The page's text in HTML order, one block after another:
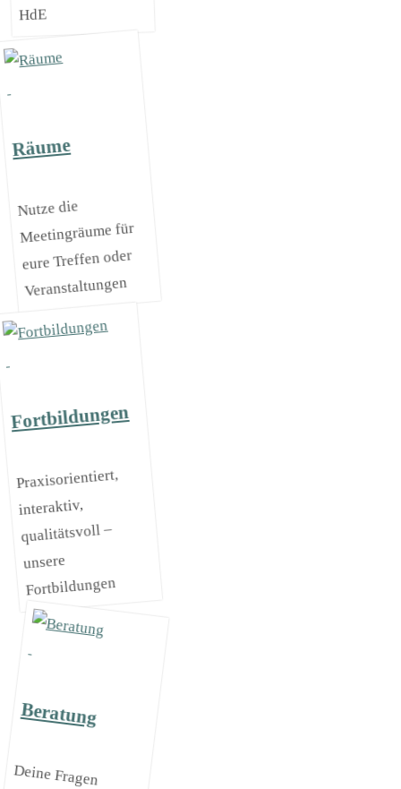
HdE
Räume
Nutze die
Meetingräume für
eure Treffen oder
Veranstaltungen
Fortbildungen
Praxisorientiert,
interaktiv,
qualitätsvoll –
unsere
Fortbildungen
Beratung
Deine Fragen
kannst du
persönlich mit
kompetenten
Berater*innen